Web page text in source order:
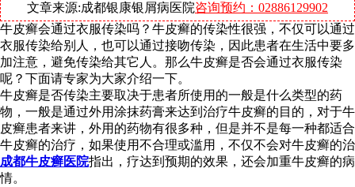
文章来源:成都银康银屑病医院咨询预约：02886129902
牛皮癣会通过衣服传染吗？牛皮癣的传染性很强，不仅可以通过
衣服传染给别人，也可以通过接吻传染，因此患者在生活中要多
加注意，避免传染给其它人。那么牛皮癣是否会通过衣服传染
呢？下面请专家为大家介绍一下。
牛皮癣是否传染主要取决于患者所使用的一般是什么类型的药
物，一般是通过外用涂抹药膏来达到治疗牛皮癣的目的，对于牛
皮癣患者来讲，外用的药物有很多种，但是并不是每一种都适合
牛皮癣的治疗，如果使用不合理或滥用，不仅不会对牛皮癣的治
成都牛皮癣医院指出，疗达到预期的效果，还会加重牛皮癣的病
情。